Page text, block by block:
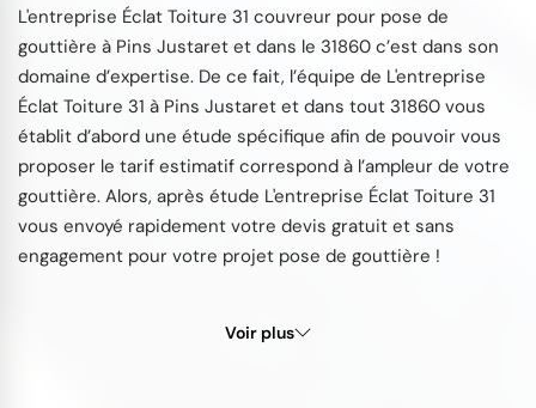
L'entreprise Éclat Toiture 31 couvreur pour pose de
gouttière à Pins Justaret et dans le 31860 c’est dans son
domaine d’expertise. De ce fait, l’équipe de L'entreprise
Éclat Toiture 31 à Pins Justaret et dans tout 31860 vous
établit d’abord une étude spécifique afin de pouvoir vous
proposer le tarif estimatif correspond à l’ampleur de votre
gouttière. Alors, après étude L'entreprise Éclat Toiture 31
vous envoyé rapidement votre devis gratuit et sans
engagement pour votre projet pose de gouttière !
Voir plus